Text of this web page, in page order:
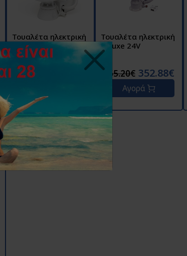
Τουαλέτα ηλεκτρική
μικρή deluxe Ιταλίας
12V
328.90€ 310.64€
Τουαλέτα ηλεκτρική
deluxe 24V
365.20€ 352.88€
Αγορά